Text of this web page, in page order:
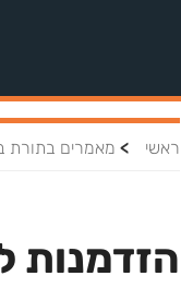
ראשי > מאמרים בתורת
הזדמנות